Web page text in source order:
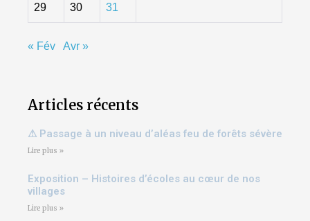
29 30 31
« Fév Avr »
Articles récents
⚠ Passage à un niveau d’aléas feu de forêts sévère
Lire plus »
Exposition – Histoires d’écoles au cœur de nos
villages
Lire plus »